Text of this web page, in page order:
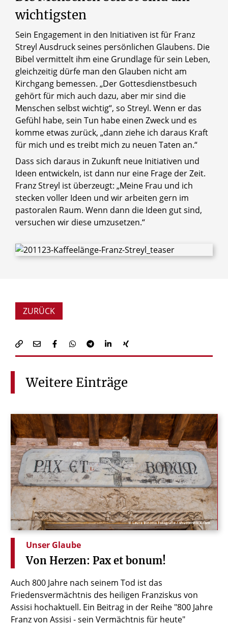
wichtigsten
Sein Engagement in den Initiativen ist für Franz
Streyl Ausdruck seines persönlichen Glaubens. Die
Bibel vermittelt ihm eine Grundlage für sein Leben,
gleichzeitig dürfe man den Glauben nicht am
Kirchgang bemessen. „Der Gottesdienstbesuch
gehört für mich auch dazu, aber mir sind die
Menschen selbst wichtig“, so Streyl. Wenn er das
Gefühl habe, sein Tun habe einen Zweck und es
komme etwas zurück, „dann ziehe ich daraus Kraft
für mich und es treibt mich zu neuen Taten an.“
Dass sich daraus in Zukunft neue Initiativen und
Ideen entwickeln, ist dann nur eine Frage der Zeit.
Franz Streyl ist überzeugt: „Meine Frau und ich
stecken voller Ideen und wir arbeiten gern im
pastoralen Raum. Wenn dann die Ideen gut sind,
versuchen wir diese umzusetzen.“
ZURÜCK
Weitere Einträge
© Laura Binotto Fotografie / shutterstock.com
Unser Glaube
Von Herzen: Pax et bonum!
Auch 800 Jahre nach seinem Tod ist das
Friedensvermächtnis des heiligen Franziskus von
Assisi hochaktuell. Ein Beitrag in der Reihe "800 Jahre
Franz von Assisi - sein Vermächtnis für heute"